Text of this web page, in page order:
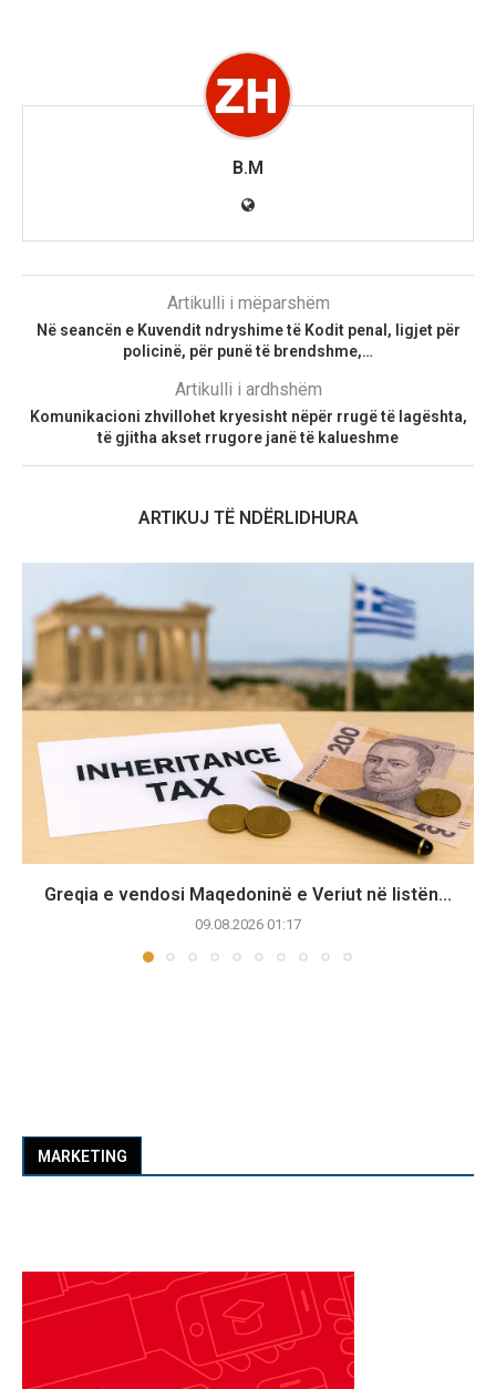
B.M
Artikulli i mëparshëm
Në seancën e Kuvendit ndryshime të Kodit penal, ligjet për
policinë, për punë të brendshme,…
Artikulli i ardhshëm
Komunikacioni zhvillohet kryesisht nëpër rrugë të lagështa,
të gjitha akset rrugore janë të kalueshme
ARTIKUJ TË NDËRLIDHURA
Greqia e vendosi Maqedoninë e Veriut në listën...
09.08.2026 01:17
MARKETING